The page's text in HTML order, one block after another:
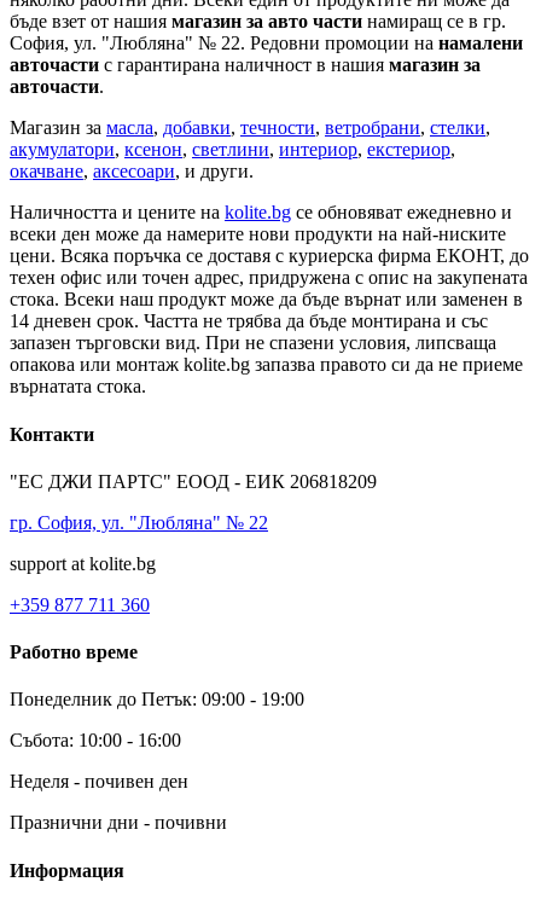
бъде взет от нашия магазин за авто части намиращ се в гр.
София, ул. "Любляна" № 22. Редовни промоции на намалени
авточасти с гарантирана наличност в нашия магазин за
авточасти.
Магазин за масла, добавки, течности, ветробрани, стелки,
акумулатори, ксенон, светлини, интериор, екстериор,
окачване, аксесоари, и други.
Наличността и цените на kolite.bg се обновяват ежедневно и
всеки ден може да намерите нови продукти на най-ниските
цени. Всяка поръчка се доставя с куриерска фирма ЕКОНТ, до
техен офис или точен адрес, придружена с опис на закупената
стока. Всеки наш продукт може да бъде върнат или заменен в
14 дневен срок. Частта не трябва да бъде монтирана и със
запазен търговски вид. При не спазени условия, липсваща
опакова или монтаж kolite.bg запазва правото си да не приеме
върнатата стока.
Контакти
"ЕС ДЖИ ПАРТС" ЕООД - ЕИК 206818209
гр. София, ул. "Любляна" № 22
support at kolite.bg
+359 877 711 360
Работно време
Понеделник до Петък: 09:00 - 19:00
Събота: 10:00 - 16:00
Неделя - почивен ден
Празнични дни - почивни
Информация